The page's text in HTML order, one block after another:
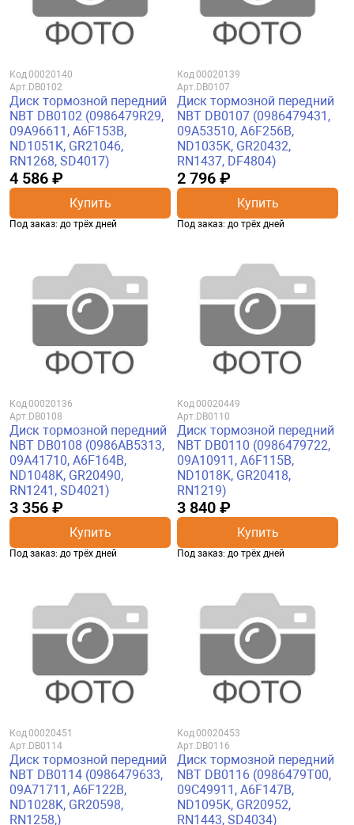
Код00020140
Арт. DB0102
Диск тормозной передний
NBT DB0102 (0986479R29,
09A96611, A6F153B,
ND1051K, GR21046,
RN1268, SD4017)
4 586 ₽
Купить
Под заказ: до трёх дней
Код00020139
Арт. DB0107
Диск тормозной передний
NBT DB0107 (0986479431,
09A53510, A6F256B,
ND1035K, GR20432,
RN1437, DF4804)
2 796 ₽
Купить
Под заказ: до трёх дней
Код00020136
Арт. DB0108
Диск тормозной передний
NBT DB0108 (0986AB5313,
09A41710, A6F164B,
ND1048K, GR20490,
RN1241, SD4021)
3 356 ₽
Купить
Под заказ: до трёх дней
Код00020449
Арт. DB0110
Диск тормозной передний
NBT DB0110 (0986479722,
09A10911, A6F115B,
ND1018K, GR20418,
RN1219)
3 840 ₽
Купить
Под заказ: до трёх дней
Код00020451
Арт. DB0114
Диск тормозной передний
NBT DB0114 (0986479633,
09A71711, A6F122B,
ND1028K, GR20598,
RN1258,)
Код00020453
Арт. DB0116
Диск тормозной передний
NBT DB0116 (0986479T00,
09C49911, A6F147B,
ND1095K, GR20952,
RN1443, SD4034)